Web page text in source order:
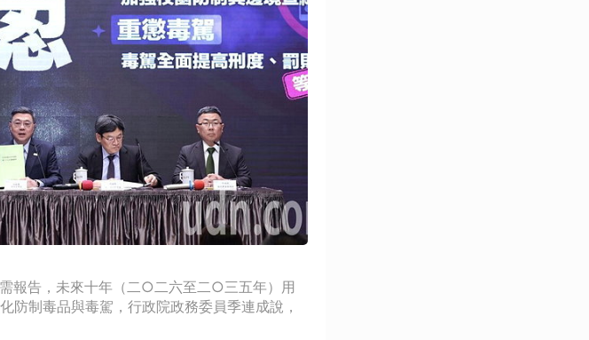
報告，未來十年（二○二六至二○三五年）用
防制毒品與毒駕，行政院政務委員季連成說，